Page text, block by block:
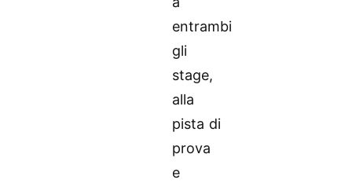
entrambi
gli
stage,
alla
pista di
prova
e